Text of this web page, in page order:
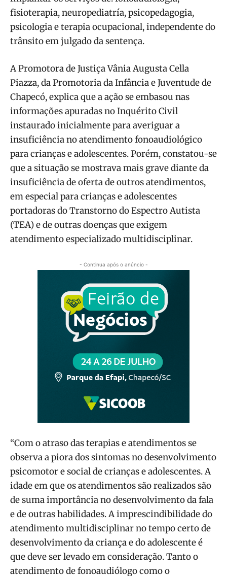
fisioterapia, neuropediatría, psicopedagogia,
psicologia e terapia ocupacional, independente do
trânsito em julgado da sentença.
A Promotora de Justiça Vânia Augusta Cella
Piazza, da Promotoria da Infância e Juventude de
Chapecó, explica que a ação se embasou nas
informações apuradas no Inquérito Civil
instaurado inicialmente para averiguar a
insuficiência no atendimento fonoaudiológico
para crianças e adolescentes. Porém, constatou-se
que a situação se mostrava mais grave diante da
insuficiência de oferta de outros atendimentos,
em especial para crianças e adolescentes
portadoras do Transtorno do Espectro Autista
(TEA) e de outras doenças que exigem
atendimento especializado multidisciplinar.
- Continua após o anúncio -
“Com o atraso das terapias e atendimentos se
observa a piora dos sintomas no desenvolvimento
psicomotor e social de crianças e adolescentes. A
idade em que os atendimentos são realizados são
de suma importância no desenvolvimento da fala
e de outras habilidades. A imprescindibilidade do
atendimento multidisciplinar no tempo certo de
desenvolvimento da criança e do adolescente é
que deve ser levado em consideração. Tanto o
atendimento de fonoaudiólogo como o